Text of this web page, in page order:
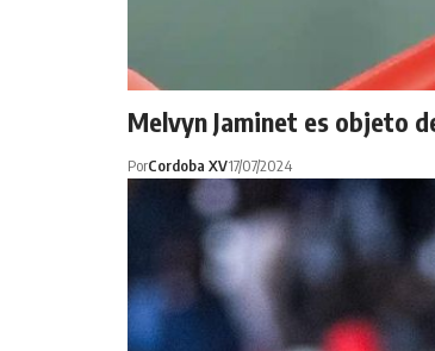
Melvyn Jaminet es objeto
PorCordoba XV17/07/2024